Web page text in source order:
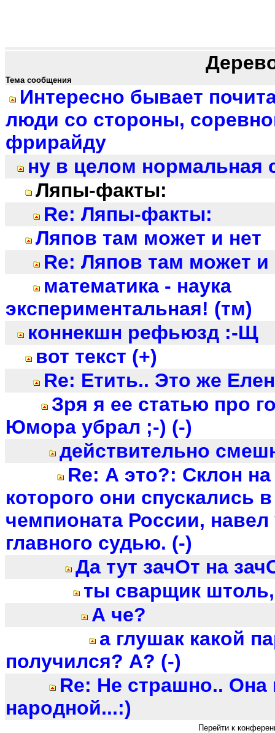
Тема сообщения
Интересно бывает
люди со стороны,
фрирайду
ну в целом нормальная
Ляпы-факты:
Re: Ляпы-факты:
Ляпов там может и нет
Re: Ляпов там может и
математика - наука
экспериментальная! (тм)
коннекшн рефьюзд :-Щ
вот текст (+)
Re: Етить.. Это же
Зря я ее статью про
Юмора убрал ;-) (-)
действительно
Re: А это?: Склон
которого они спускались
чемпионата России,
главного судью. (-)
Да тут зачОт на
ты сварщик
А че?
а глушак какой
получился? А? (-)
Re: Не страшно.. Она
народной...:)
Перейти к